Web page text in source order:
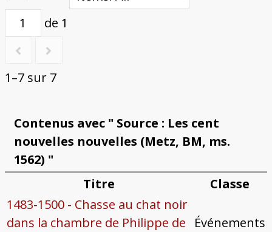
de 1
1–7 sur 7
Contenus avec " Source : Les cent
nouvelles nouvelles (Metz, BM, ms.
1562) "
Titre
Classe
1483-1500 - Chasse au chat noir
dans la chambre de Philippe de
Événements